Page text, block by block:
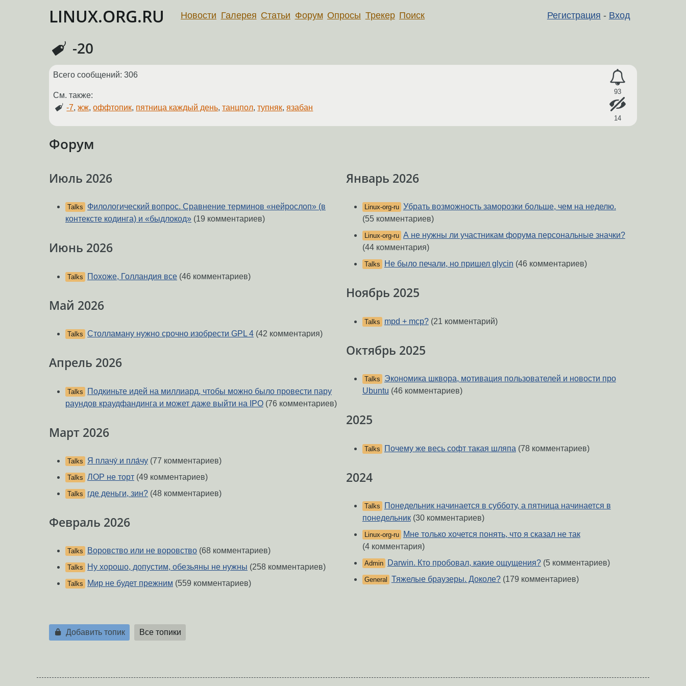
LINUX.ORG.RU Регистрация - Вход
Новости Галерея Статьи Форум Опросы Трекер Поиск
-20
93
14
Всего сообщений: 306
См. также:
-7,жж,оффтопик, пятница каждый день,танцпол,тупняк, язабан
Форум
Июль 2026
Talks
Филологический вопрос. Сравнение терминов «нейрослоп» (в
контексте кодинга) и «быдлокод» (19 комментариев)
Июнь 2026
Talks Похоже, Голландия все (46 комментариев)
Май 2026
Talks Столламану нужно срочно изобрести GPL 4 (42 комментария)
Апрель 2026
Talks
Подкиньте идей на миллиард, чтобы можно было провести пару
раундов краудфандинга и может даже выйти на IPO (76 комментариев)
Март 2026
Talks Я плачу́ и пла́чу (77 комментариев)
Talks ЛОР не торт (49 комментариев)
Talks где деньги, зин? (48 комментариев)
Февраль 2026
Talks Воровство или не воровство (68 комментариев)
Talks Ну хорошо, допустим, обезьяны не нужны (258 комментариев)
Talks Мир не будет прежним (559 комментариев)
Январь 2026
Linux-org-ru Убрать возможность заморозки больше, чем на неделю.
(55 комментариев)
Linux-org-ru А не нужны ли участникам форума персональные значки?
(44 комментария)
Talks Не было печали, но пришел glycin (46 комментариев)
Ноябрь 2025
Talks mpd + mcp?(21 комментарий)
Октябрь 2025
Talks
Экономика шквора, мотивация пользователей и новости про
Ubuntu (46 комментариев)
2025
Talks Почему же весь софт такая шляпа (78 комментариев)
2024
Talks
Понедельник начинается в субботу, а пятница начинается в
понедельник(30 комментариев)
Linux-org-ru
Мне только хочется понять, что я сказал не так
(4 комментария)
Admin Darwin. Кто пробовал, какие ощущения?(5 комментариев)
General Тяжелые браузеры. Доколе?(179 комментариев)
Добавить топик Все топики